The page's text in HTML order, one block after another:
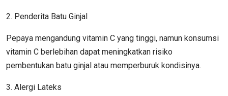
2. Penderita Batu Ginjal
Pepaya mengandung vitamin C yang tinggi, namun konsumsi
vitamin C berlebihan dapat meningkatkan risiko
pembentukan batu ginjal atau memperburuk kondisinya.
3. Alergi Lateks